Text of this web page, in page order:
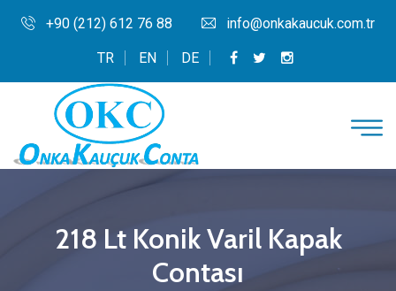
+90 (212) 612 76 88 info@onkakaucuk.com.tr
TR EN DE
218 Lt Konik Varil Kapak
Contası